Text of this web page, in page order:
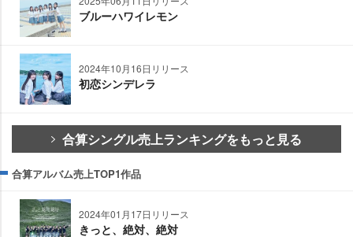
ブルーハワイレモン
2024年10月16日リリース
初恋シンデレラ
合算シングル売上ランキングをもっと見る
合算アルバム売上TOP1作品
2024年01月17日リリース
きっと、絶対、絶対